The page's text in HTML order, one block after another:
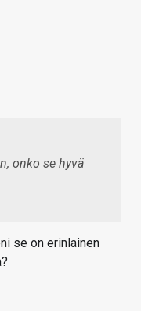
onko se hyvä
se on erinlainen